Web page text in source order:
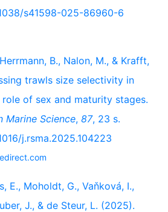
s41598-025-86960-6
B., Nalon, M., & Krafft,
trawls size selectivity in
of sex and maturity stages.
Marine Science, 87, 23 s.
j.rsma.2025.104223
E., Moholdt, G., Vaňková, I.,
J., & de Steur, L. (2025).